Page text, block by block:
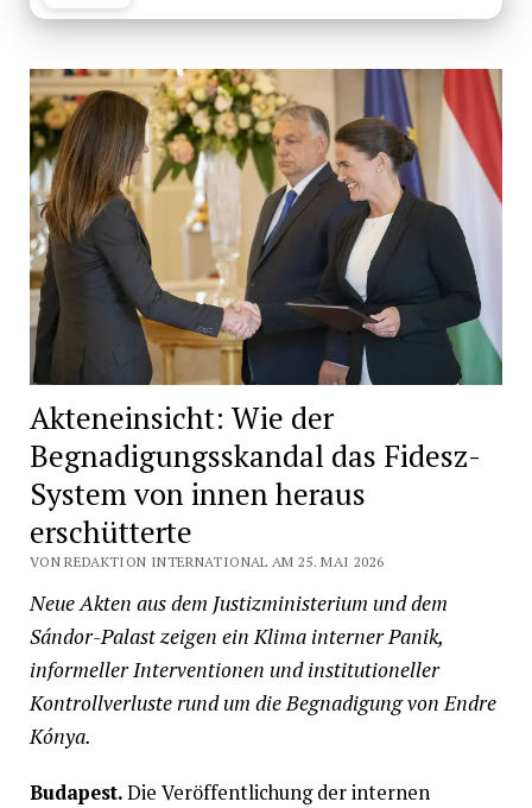
Akteneinsicht: Wie der
Begnadigungsskandal das Fidesz-
System von innen heraus
erschütterte
VON REDAKTION INTERNATIONAL AM 25. MAI 2026
Neue Akten aus dem Justizministerium und dem
Sándor-Palast zeigen ein Klima interner Panik,
informeller Interventionen und institutioneller
Kontrollverluste rund um die Begnadigung von Endre
Kónya.
Budapest.Die Veröffentlichung der internen